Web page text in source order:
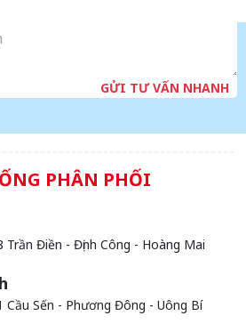
GỬI TƯ VẤN NHANH
PHÂN PHỐI
Trần Điền - Định Công - Hoàng Mai
Cầu Sến - Phương Đông - Uông Bí